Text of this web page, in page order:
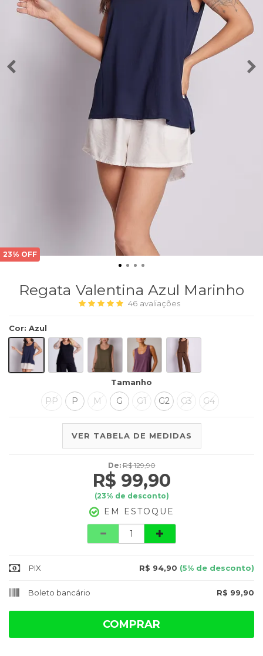
23% OFF
Regata Valentina Azul Marinho
46 avaliações
Cor: Azul
Tamanho
PP P M G G1 G2 G3 G4
VER TABELA DE MEDIDAS
De:R$ 129,90
R$ 99,90
(23% de desconto)
EM ESTOQUE
PIX R$ 94,90 (5% de desconto)
Boleto bancário R$ 99,90
COMPRAR